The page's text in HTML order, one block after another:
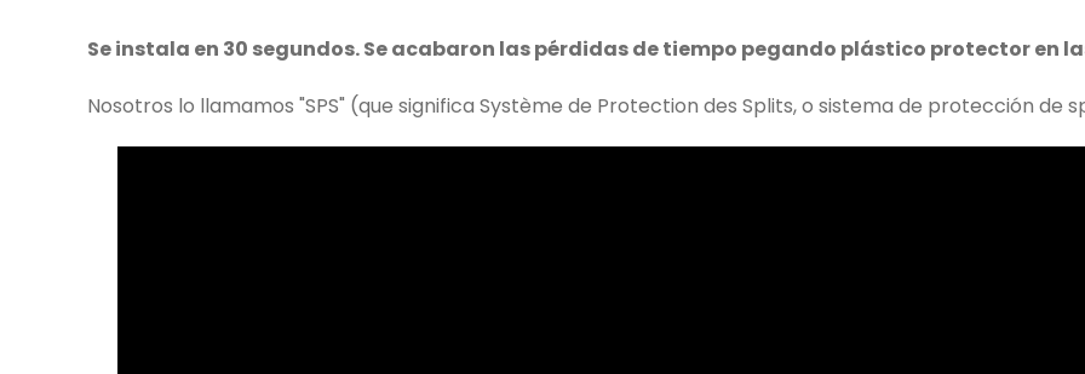
Se instala en 30 segundos. Se acabaron las pérdidas de tiempo pegando plástico protector en
Nosotros lo llamamos "SPS" (que significa Système de Protection des Splits, o sistema de protección de